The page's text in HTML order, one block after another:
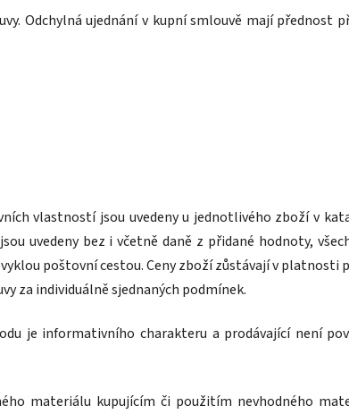
Odchylná ujednání v kupní smlouvě mají přednost
vlastností jsou uvedeny u jednotlivého zboží v
uvedeny bez i včetně daně z přidané hodnoty,
poštovní cestou. Ceny zboží zůstávají v platnosti
za individuálně sjednaných podmínek.
je informativního charakteru a prodávající není
materiálu kupujícím či použitím nevhodného